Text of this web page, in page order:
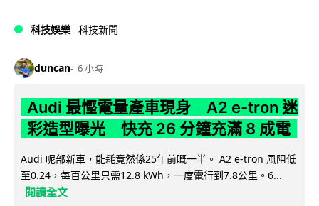
科技娛樂 科技新聞
duncan 6 小時
Audi 最慳電量產車現身 A2 e-tron 迷
彩造型曝光 快充 26 分鐘充滿 8 成電
Audi 呢部新車，能耗竟然係25年前嘅一半。 A2 e-tron 風阻低
至0.24，每百公里只需12.8 kWh，一度電行到7.8公里。6...
閱讀全文